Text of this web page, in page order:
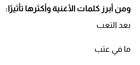
ومن أبرز كلمات الأغنية وأكثرها تأثيرًا:
بعد التعب
ما في عتب